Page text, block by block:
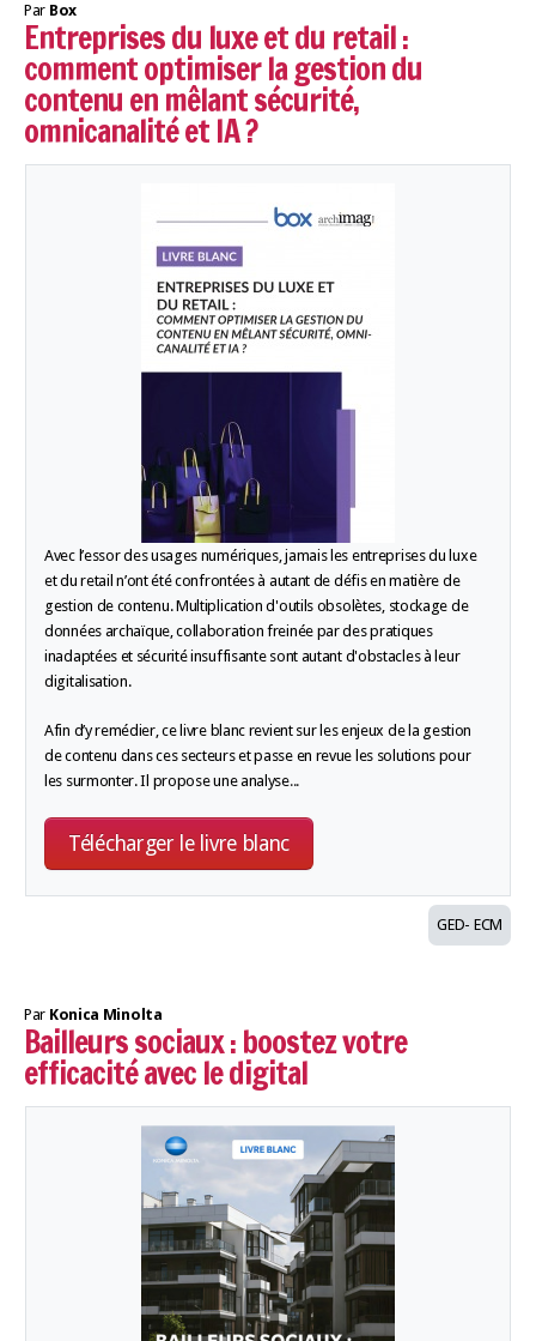
Par Box
Entreprises du luxe et du retail :
comment optimiser la gestion du
contenu en mêlant sécurité,
omnicanalité et IA ?
Avec l’essor des usages numériques, jamais les entreprises du luxe
et du retail n’ont été confrontées à autant de défis en matière de
gestion de contenu. Multiplication d'outils obsolètes, stockage de
données archaïque, collaboration freinée par des pratiques
inadaptées et sécurité insuffisante sont autant d'obstacles à leur
digitalisation.
Afin d’y remédier, ce livre blanc revient sur les enjeux de la gestion
de contenu dans ces secteurs et passe en revue les solutions pour
les surmonter. Il propose une analyse...
Télécharger le livre blanc
GED- ECM
Par Konica Minolta
Bailleurs sociaux : boostez votre
efficacité avec le digital